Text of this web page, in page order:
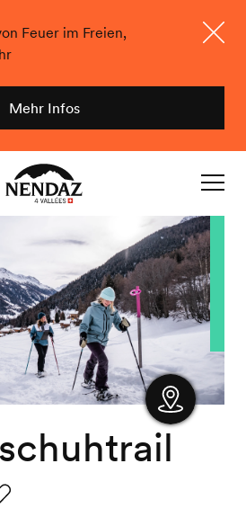
Feuer im Freien,
Mehr Infos
Karte